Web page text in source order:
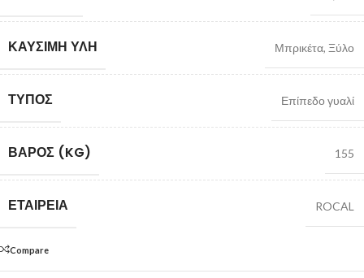
ΚΑΎΣΙΜΗ ΎΛΗ Μπρικέτα, Ξύλο
ΤΎΠΟΣ Επίπεδο γυαλί
ΒΆΡΟΣ (KG) 155
ΕΤΑΙΡΕΊΑ ROCAL
Compare